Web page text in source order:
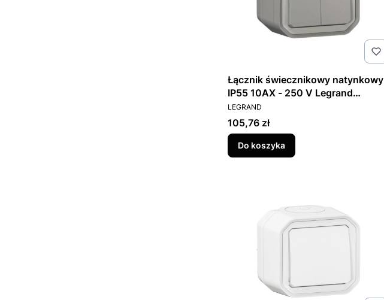
Łącznik świecznikowy natynkowy
IP55 10AX - 250 V Legrand
069714L
PRODUCENT
LEGRAND
Cena
105,76 zł
Do koszyka